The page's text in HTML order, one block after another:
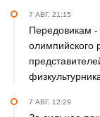
7 АВГ. 21:15
Передовикам
олимпийского
7 АВГ. 12:29